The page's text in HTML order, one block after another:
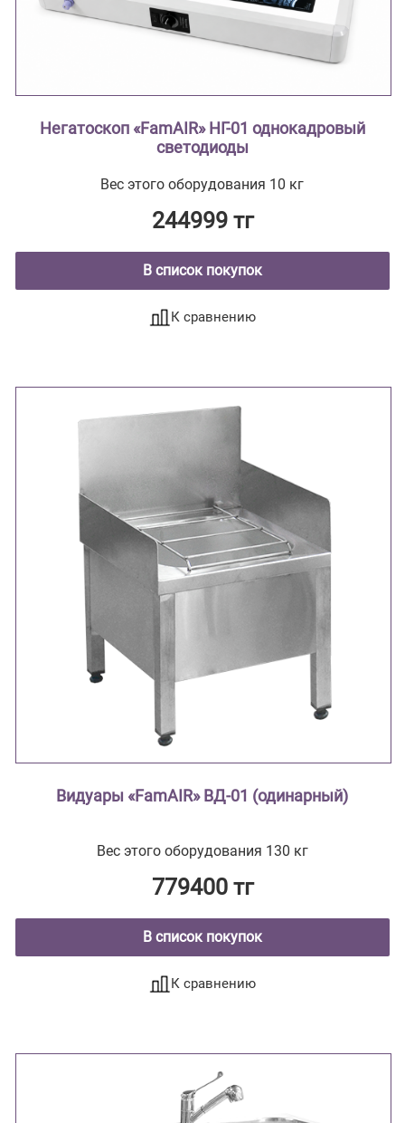
Негатоскоп «FamAIR» НГ-01 однокадровый
светодиоды
Вес этого оборудования 10 кг
244999 тг
В список покупок
К сравнению
Видуары «FamAIR» ВД-01 (одинарный)
Вес этого оборудования 130 кг
779400 тг
В список покупок
К сравнению